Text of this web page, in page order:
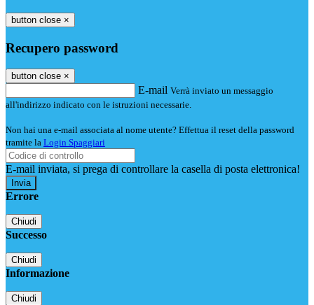
button close ×
Recupero password
button close ×
E-mail Verrà inviato un messaggio
all'indirizzo indicato con le istruzioni necessarie.
Non hai una e-mail associata al nome utente? Effettua il reset della password
tramite la Login Spaggiari
E-mail inviata, si prega di controllare la casella di posta elettronica!
Errore
Chiudi
Successo
Chiudi
Informazione
Chiudi